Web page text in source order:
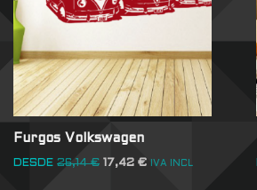
Furgos Volkswagen
DESDE 26,14€ 17,42 € IVA INCL